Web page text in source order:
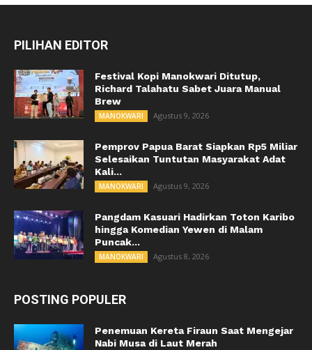
PILIHAN EDITOR
Festival Kopi Manokwari Ditutup,
Richard Talahatu Sabet Juara Manual
Brew
MANOKWARI Agustus 9, 2026
Pemprov Papua Barat Siapkan Rp5 Miliar
Selesaikan Tuntutan Masyarakat Adat
Kali...
MANOKWARI Agustus 9, 2026
Pangdam Kasuari Hadirkan Toton Karibo
hingga Komedian Yewen di Malam
Puncak...
MANOKWARI Agustus 8, 2026
POSTING POPULER
Penemuan Kereta Firaun Saat Mengejar
Nabi Musa di Laut Merah